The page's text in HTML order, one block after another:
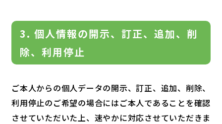
3. 個人情報の開示、訂正、追加、削
除、利用停止
ご本人からの個人データの開示、訂正、追加、削除、
利用停止のご希望の場合にはご本人であることを確認
させていただいた上、速やかに対応させていただきま